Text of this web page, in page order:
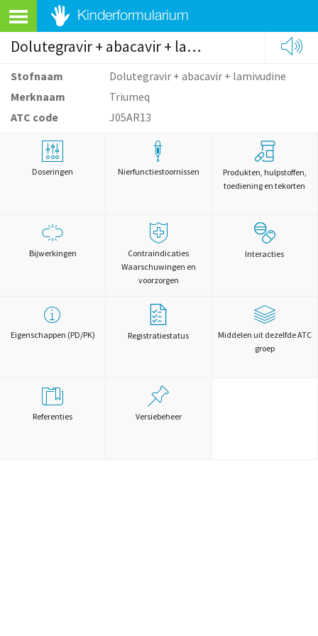
Dolutegravir + abacavir + lamivudine
Stofnaam
Dolutegravir + abacavir + lamivudine
Merknaam
Triumeq
ATC code
J05AR13
Doseringen Nierfunctiestoornissen
Produkten, hulpstoffen,
toediening en tekorten
Bijwerkingen
Contraindicaties
Waarschuwingen en
voorzorgen
Interacties
Eigenschappen (PD/PK) Registratiestatus
Middelen uit dezelfde ATC
groep
Referenties Versiebeheer